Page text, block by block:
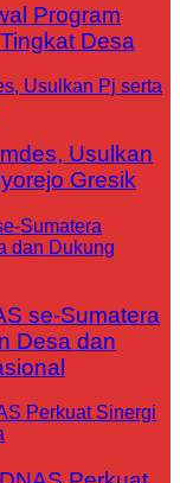
Program
Desa
Usulkan
Gresik
se-Sumatera
Desa dan